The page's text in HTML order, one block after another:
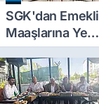
SGK'dan Emekli
Maaşlarına Yeni
Kesinti
Düzenlemesi!
Prim Borçları
Aylıklardan